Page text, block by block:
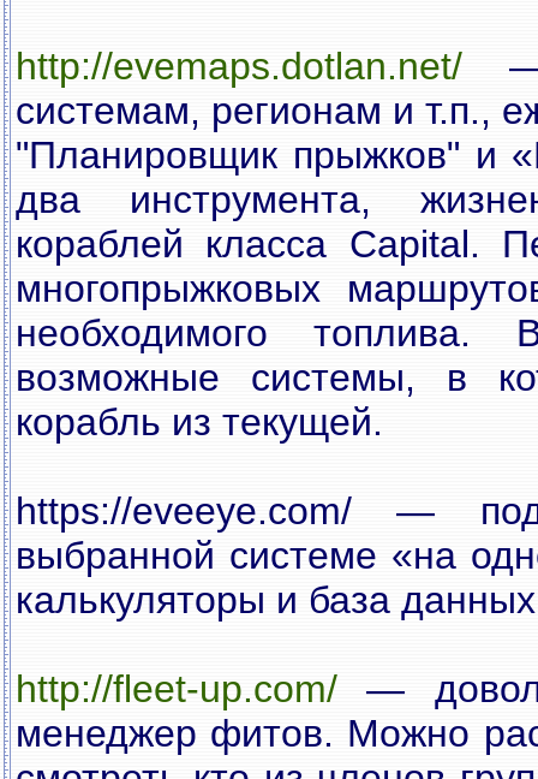
http://evemaps.dotlan.net/ —
системам, регионам и т.п.,
"Планировщик прыжков" и
два инструмента,
кораблей класса Capital.
многопрыжковых
необходимого
возможные системы, в
корабль из текущей.
https://eveeye.com/ —
выбранной системе «на
калькуляторы и база
http://fleet-up.com/ —
менеджер фитов. Можно